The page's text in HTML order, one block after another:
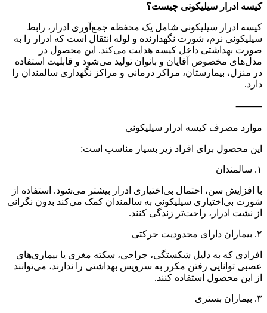
کیسه ادرار سیلیکونی چیست؟
کیسه ادرار سیلیکونی شامل یک محفظه جمع‌آوری ادرار، رابط
سیلیکونی نرم، شورت نگهدارنده و لوله انتقال است که ادرار را به
صورت بهداشتی داخل کیسه هدایت می‌کند. این محصول در
مدل‌های مخصوص آقایان و بانوان تولید می‌شود و قابلیت استفاده
در منزل، بیمارستان، مراکز درمانی و مراکز نگهداری سالمندان را
دارد.
⸻
موارد مصرف کیسه ادرار سیلیکونی
این محصول برای افراد زیر بسیار مناسب است:
۱. سالمندان
با افزایش سن، احتمال بی‌اختیاری ادرار بیشتر می‌شود. استفاده از
شورت بی‌اختیاری سیلیکونی به سالمندان کمک می‌کند بدون نگرانی
از نشت ادرار، راحت‌تر زندگی کنند.
۲. بیماران دارای محدودیت حرکتی
افرادی که به دلیل شکستگی، جراحی، سکته مغزی یا بیماری‌های
عصبی توانایی رفتن مکرر به سرویس بهداشتی را ندارند، می‌توانند
از این محصول استفاده کنند.
۳. بیماران بستری